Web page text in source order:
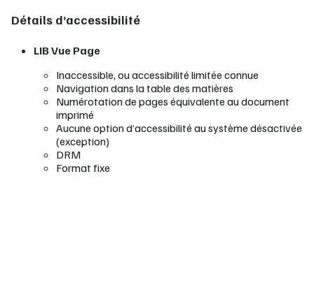
Détails d’accessibilité
LIB Vue Page
Inaccessible, ou accessibilité limitée connue
Navigation dans la table des matières
Numérotation de pages équivalente au document
imprimé
Aucune option d’accessibilité au système désactivée
(exception)
DRM
Format fixe